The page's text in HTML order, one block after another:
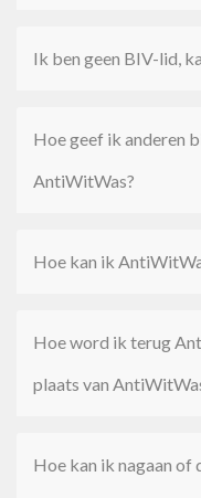
Ik ben geen BIV-lid,
Hoe geef ik anderen
AntiWitWas?
Hoe kan ik
Hoe word ik terug
plaats van
Hoe kan ik nagaan